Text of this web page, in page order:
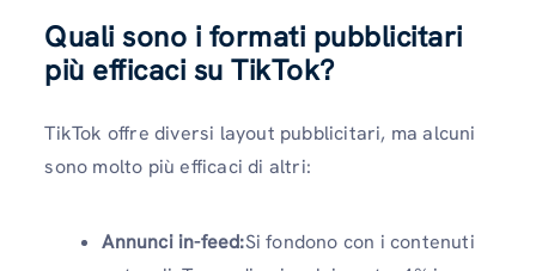
Quali sono i formati pubblicitari
più efficaci su TikTok?
TikTok offre diversi layout pubblicitari, ma alcuni
sono molto più efficaci di altri:
Annunci in-feed:Si fondono con i contenuti